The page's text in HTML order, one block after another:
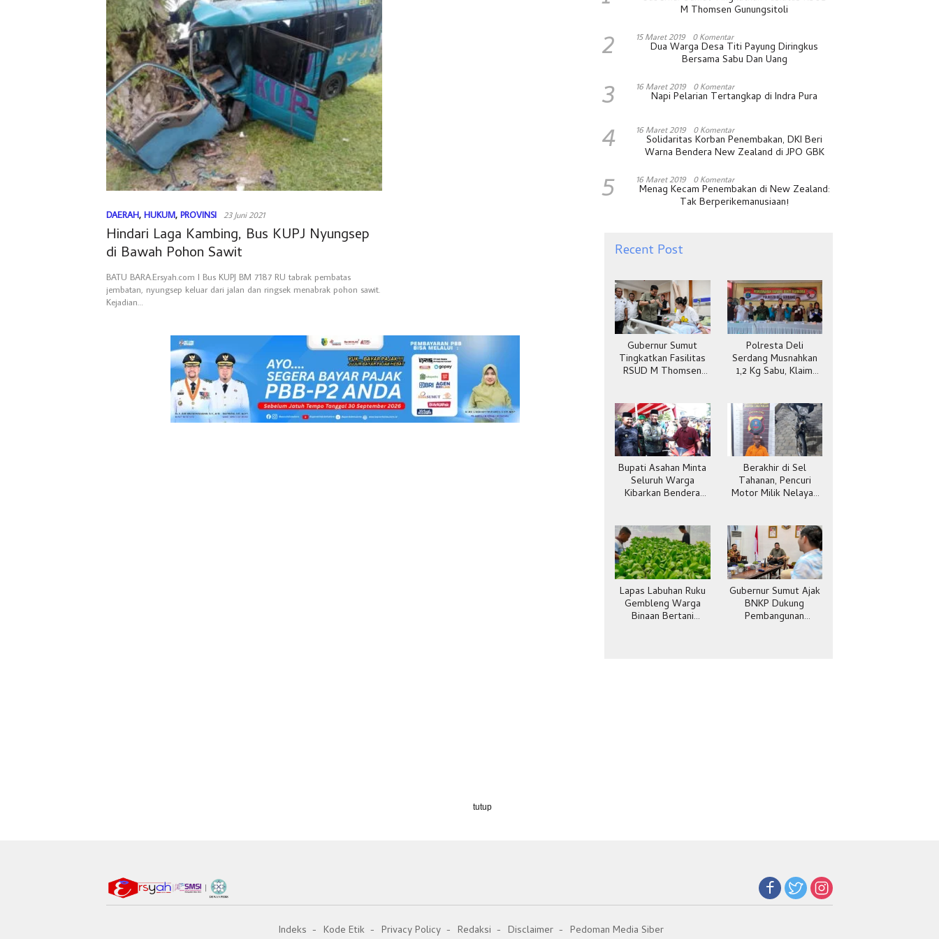
DAERAH, HUKUM, PROVINSI 23 Juni 2021
Hindari Laga Kambing, Bus KUPJ Nyungsep
di Bawah Pohon Sawit
BATU BARA.Ersyah.com l Bus KUPJ BM 7187 RU tabrak pembatas
jembatan, nyungsep keluar dari jalan dan ringsek menabrak pohon sawit.
Kejadian…
M Thomsen Gunungsitoli
2 15 Maret 2019 0 Komentar
Dua Warga Desa Titi Payung Diringkus
Bersama Sabu Dan Uang
3 16 Maret 2019 0 Komentar
Napi Pelarian Tertangkap di Indra Pura
4 16 Maret 2019 0 Komentar
Solidaritas Korban Penembakan, DKI Beri
Warna Bendera New Zealand di JPO GBK
5 16 Maret 2019 0 Komentar
Menag Kecam Penembakan di New Zealand:
Tak Berperikemanusiaan!
Recent Post
Gubernur Sumut
Tingkatkan Fasilitas
RSUD M Thomsen
Polresta Deli
Serdang Musnahkan
1,2 Kg Sabu, Klaim
Bupati Asahan Minta
Seluruh Warga
Kibarkan Bendera
Berakhir di Sel
Tahanan, Pencuri
Motor Milik Nelayan
Lapas Labuhan Ruku
Gembleng Warga
Binaan Bertani
Gubernur Sumut Ajak
BNKP Dukung
Pembangunan
Indeks Kode Etik Privacy Policy Redaksi Disclaimer Pedoman Media Siber
tutup